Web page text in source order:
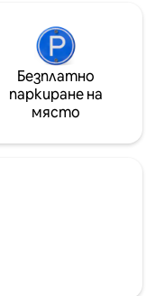
Безплатно
паркиране на
място